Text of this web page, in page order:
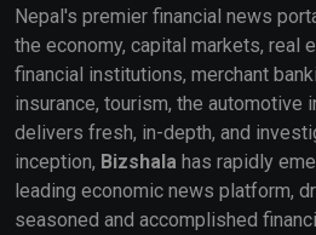
Nepal's premier financial news
the economy, capital markets, real
financial institutions, merchant
insurance, tourism, the automotive
delivers fresh, in-depth, and
inception, Bizshala has rapidly
leading economic news platform,
seasoned and accomplished